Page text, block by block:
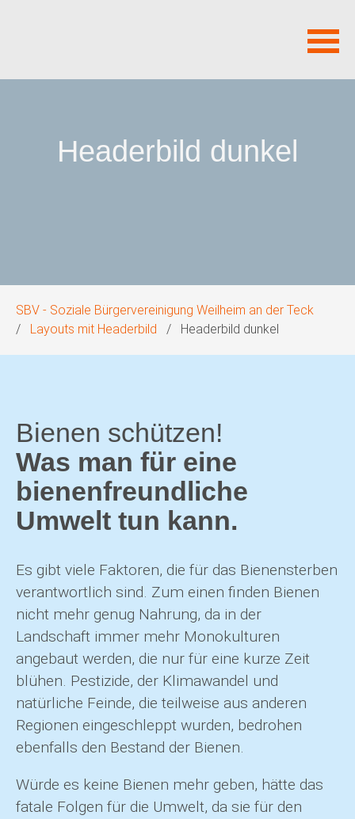
Headerbild dunkel
SBV - Soziale Bürgervereinigung Weilheim an der Teck
Layouts mit Headerbild
Headerbild dunkel
Bienen schützen!
Was man für eine
bienenfreundliche
Umwelt tun kann.
Es gibt viele Faktoren, die für das Bienensterben
verantwortlich sind. Zum einen finden Bienen
nicht mehr genug Nahrung, da in der
Landschaft immer mehr Monokulturen
angebaut werden, die nur für eine kurze Zeit
blühen. Pestizide, der Klimawandel und
natürliche Feinde, die teilweise aus anderen
Regionen eingeschleppt wurden, bedrohen
ebenfalls den Bestand der Bienen.
Würde es keine Bienen mehr geben, hätte das
fatale Folgen für die Umwelt, da sie für den